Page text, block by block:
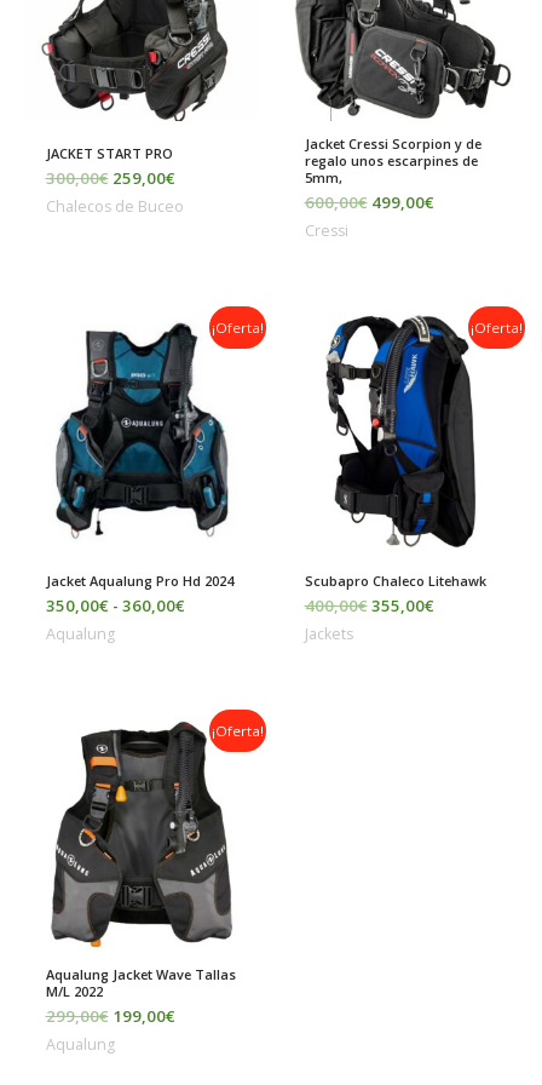
JACKET START PRO
300,00€ 259,00€
Chalecos de Buceo
Jacket Cressi Scorpion y de
regalo unos escarpines de
5mm,
600,00€ 499,00€
Cressi
¡Oferta!
Jacket Aqualung Pro Hd 2024
350,00€ - 360,00€
Rango
de
precios:
desde
350,00€
hasta
360,00€
Aqualung
¡Oferta!
Scubapro Chaleco Litehawk
400,00€
El
precio
original
era:
400,00€.
355,00€
El
precio
actual
es:
355,00€.
Jackets
¡Oferta!
Aqualung Jacket Wave Tallas
M/L 2022
299,00€
El
precio
original
era:
299,00€.
199,00€
El
precio
actual
es:
199,00€.
Aqualung